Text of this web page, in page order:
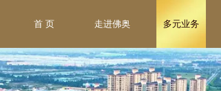
首 页 走进佛奥 多元业务